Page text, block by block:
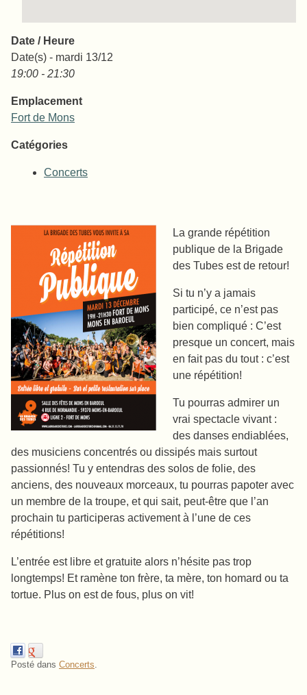
Date / Heure
Date(s) - mardi 13/12
19:00 - 21:30
Emplacement
Fort de Mons
Catégories
Concerts
La grande répétition
publique de la Brigade
des Tubes est de retour!
Si tu n’y a jamais
participé, ce n’est pas
bien compliqué : C’est
presque un concert, mais
en fait pas du tout : c’est
une répétition!
Tu pourras admirer un
vrai spectacle vivant :
des danses endiablées,
des musiciens concentrés ou dissipés mais surtout
passionnés! Tu y entendras des solos de folie, des
anciens, des nouveaux morceaux, tu pourras papoter avec
un membre de la troupe, et qui sait, peut-être que l’an
prochain tu participeras activement à l’une de ces
répétitions!
L’entrée est libre et gratuite alors n’hésite pas trop
longtemps! Et ramène ton frère, ta mère, ton homard ou ta
tortue. Plus on est de fous, plus on vit!
Posté dans Concerts